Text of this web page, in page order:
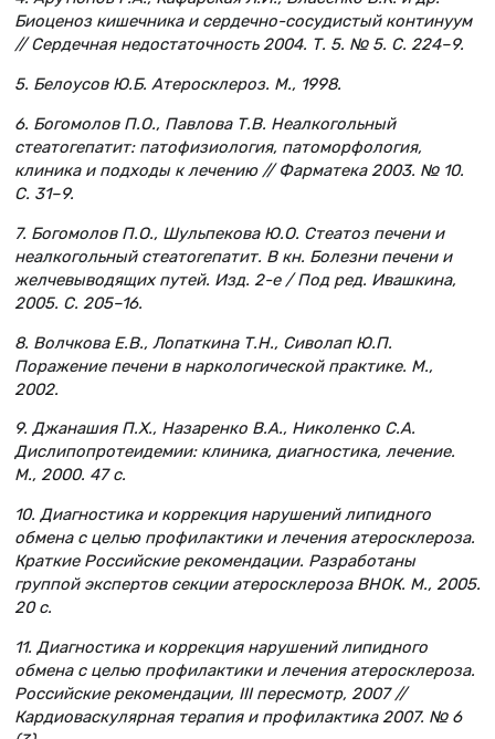
Биоценоз кишечника и сердечно-сосудистый континуум
// Сердечная недостаточность 2004. Т. 5. № 5. С. 224–9.
5. Белоусов Ю.Б. Атеросклероз. М., 1998.
6. Богомолов П.О., Павлова Т.В. Неалкогольный
стеатогепатит: патофизиология, патоморфология,
клиника и подходы к лечению // Фарматека 2003. № 10.
С. 31–9.
7. Богомолов П.О., Шульпекова Ю.О. Стеатоз печени и
неалкогольный стеатогепатит. В кн. Болезни печени и
желчевыводящих путей. Изд. 2-е / Под ред. Ивашкина,
2005. С. 205–16.
8. Волчкова Е.В., Лопаткина Т.Н., Сиволап Ю.П.
Поражение печени в наркологической практике. М.,
2002.
9. Джанашия П.Х., Назаренко В.А., Николенко С.А.
Дислипопротеидемии: клиника, диагностика, лечение.
М., 2000. 47 с.
10. Диагностика и коррекция нарушений липидного
обмена с целью профилактики и лечения атеросклероза.
Краткие Российские рекомендации. Разработаны
группой экспертов секции атеросклероза ВНОК. М., 2005.
20 с.
11. Диагностика и коррекция нарушений липидного
обмена с целью профилактики и лечения атеросклероза.
Российские рекомендации, III пересмотр, 2007 //
Кардиоваскулярная терапия и профилактика 2007. № 6